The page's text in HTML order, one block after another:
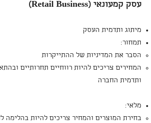
עסק קמעונאי (Retail Business
)
מיתוג ותדמית העסק
תמחור:
הסבר את המדיניות של ההתייקרות
המחירים צריכים להיות רווחיים תחרותיים
ותדמית החברה
מלאי:
בחירת המוצרים והמחיר צריכים להיות בהלימה